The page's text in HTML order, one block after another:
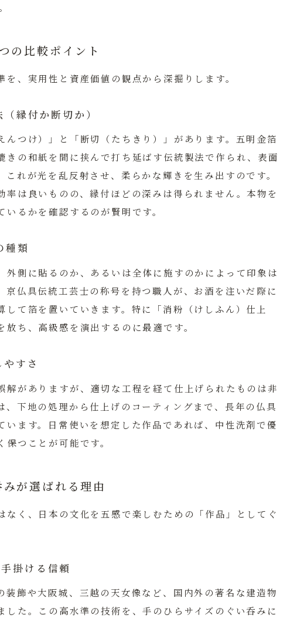
の比較ポイント
、実用性と資産価値の観点から深掘りします。
縁付か断切か）
つけ）」と「断切（たちきり）」があります。 五明金箔
きの和紙を間に挟んで打ち延ばす伝統製法で作られ、表面
これが光を乱反射させ、柔らかな輝きを生み出すのです。
率は良いものの、縁付ほどの深みは得られません。本物を
るかを確認するのが賢明です。
種類
外側に貼るのか、あるいは全体に施すのかによって印象は
京仏具伝統工芸士の称号を持つ職人が、お酒を注いだ際に
して箔を置いていきます。特に「消粉（けしふん）仕上
ち、高級感を演出するのに最適です。
すさ
解がありますが、適切な工程を経て仕上げられたものは非
、下地の処理から仕上げのコーティングまで、長年の仏具
います。日常使いを想定した作品であれば、中性洗剤で優
つことが可能です。
が選ばれる理由
なく、日本の文化を五感で楽しむための「作品」としてぐ
掛ける信頼
装飾や大阪城、三越の天女像など、国内外の著名な建造物
た。
この高水準の技術を、手のひらサイズのぐい呑みに